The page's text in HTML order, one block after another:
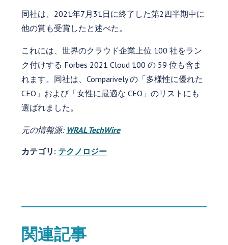
同社は、2021年7月31日に終了した第2四半期中に
他の賞も受賞したと述べた。
これには、世界のクラウド企業上位 100 社をラン
ク付けする Forbes 2021 Cloud 100 の 59 位も含ま
れます。同社は、Comparively の「多様性に優れた
CEO」および「女性に最適な CEO」のリストにも
選ばれました。
元の情報源: WRAL TechWire
カテゴリ: テクノロジー
関連記事